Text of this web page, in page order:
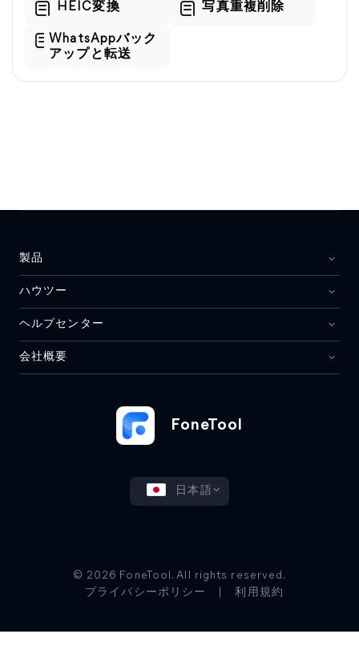
HEIC変換 写真重複削除
WhatsAppバック
アップと転送
FoneTool
日本語
製品
ハウツー
ヘルプセンター
会社概要
© 2026 FoneTool. All rights reserved.
プライバシーポリシー
利用規約